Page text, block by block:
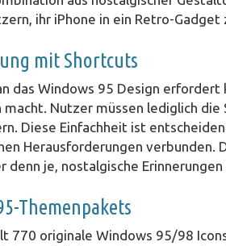
ihr iPhone in ein Retro-Gadget
mit Shortcuts
das Windows 95 Design
Nutzer müssen lediglich
Diese Einfachheit ist
Herausforderungen verbunden.
denn je, nostalgische
Themenpakets
770 originale Windows 95/98